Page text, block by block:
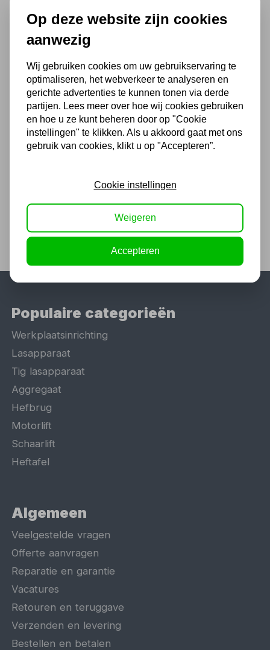
58,08
48,00 excl. BTW
Acculader 6 / 12 V 1 - 40 Ah
Populaire categorieën
Werkplaatsinrichting
Lasapparaat
Tig lasapparaat
Aggregaat
Hefbrug
Motorlift
Schaarlift
Heftafel
Algemeen
Veelgestelde vragen
Offerte aanvragen
Reparatie en garantie
Vacatures
Retouren en teruggave
Verzenden en levering
Bestellen en betalen
Op deze website zijn cookies
aanwezig
Wij gebruiken cookies om uw gebruikservaring te
optimaliseren, het webverkeer te analyseren en
gerichte advertenties te kunnen tonen via derde
partijen. Lees meer over hoe wij cookies gebruiken
en hoe u ze kunt beheren door op "Cookie
instellingen" te klikken. Als u akkoord gaat met ons
gebruik van cookies, klikt u op "Accepteren”.
Cookie instellingen
Weigeren
Accepteren